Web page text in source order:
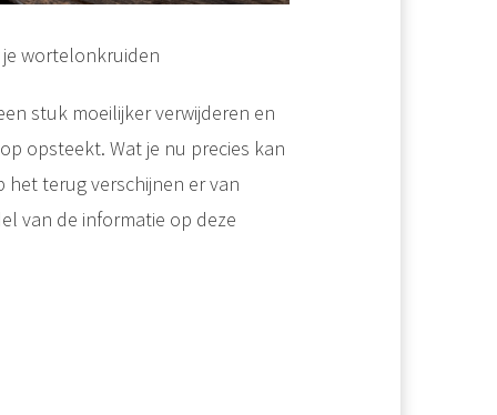
wortelonkruiden
stuk moeilijker verwijderen en
opsteekt. Wat je nu precies kan
terug verschijnen er van
van de informatie op deze